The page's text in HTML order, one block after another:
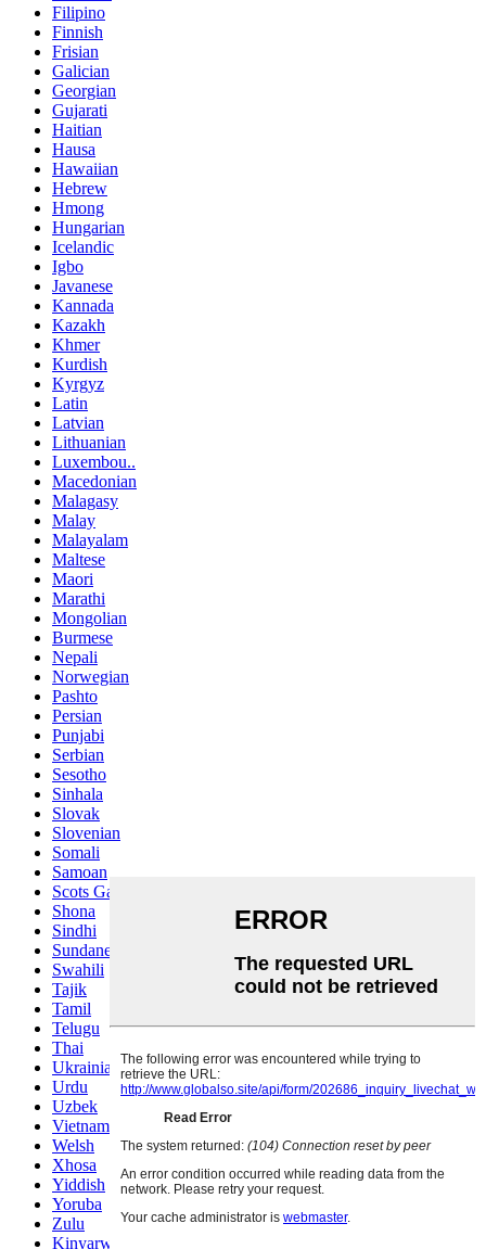
Filipino
Finnish
Frisian
Galician
Georgian
Gujarati
Haitian
Hausa
Hawaiian
Hebrew
Hmong
Hungarian
Icelandic
Igbo
Javanese
Kannada
Kazakh
Khmer
Kurdish
Kyrgyz
Latin
Latvian
Lithuanian
Luxembou..
Macedonian
Malagasy
Malay
Malayalam
Maltese
Maori
Marathi
Mongolian
Burmese
Nepali
Norwegian
Pashto
Persian
Punjabi
Serbian
Sesotho
Sinhala
Slovak
Slovenian
Somali
Samoan
Scots Gaelic
Shona
Sindhi
Sundanese
Swahili
Tajik
Tamil
Telugu
Thai
Ukrainian
Urdu
Uzbek
Vietnamese
Welsh
Xhosa
Yiddish
Yoruba
Zulu
Kinyarwanda